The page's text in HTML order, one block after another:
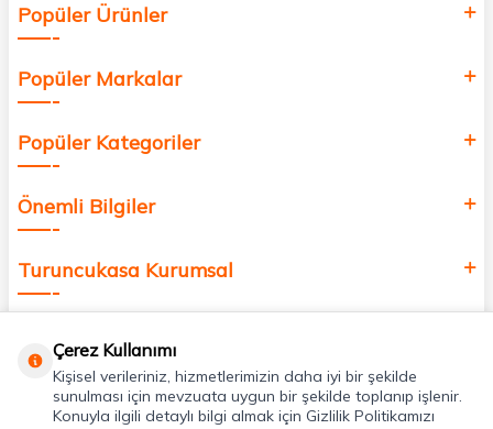
değer katmak için bize katılın!
Popüler Ürünler
Popüler Markalar
Popüler Kategoriler
Önemli Bilgiler
Turuncukasa Kurumsal
Uygulamalarımız
Çerez Kullanımı
Kişisel verileriniz, hizmetlerimizin daha iyi bir şekilde
sunulması için mevzuata uygun bir şekilde toplanıp işlenir.
Konuyla ilgili detaylı bilgi almak için Gizlilik Politikamızı